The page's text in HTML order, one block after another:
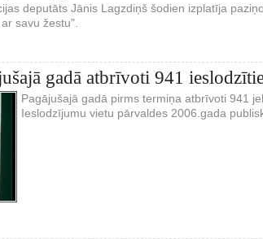
deputāts Jānis Lagzdiņš šodien izplatīja
savu žestu".
gadā atbrīvoti 941
Pagājušajā gadā pirms termiņa atbrīvoti 941
Ieslodzījumu vietu pārvaldes 2006.gada